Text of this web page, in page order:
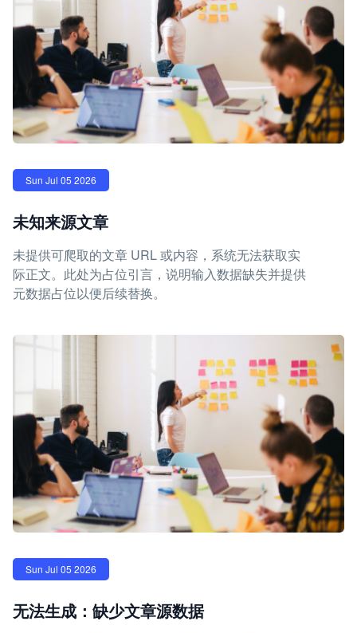
Sun Jul 05 2026
未知来源文章
未提供可爬取的文章 URL 或内容，系统无法获取实
际正文。此处为占位引言，说明输入数据缺失并提供
元数据占位以便后续替换。
Sun Jul 05 2026
无法生成：缺少文章源数据